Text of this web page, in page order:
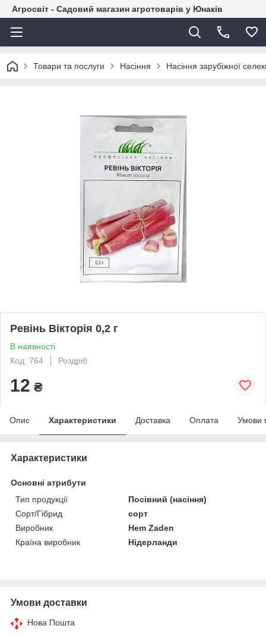
Агросвіт - Садовий магазин агротоварів у Юнаків
Товари та послуги Насіння Насіння зарубіжної
Ревінь Вікторія 0,2 г
В наявності
Код: 764
Роздріб
12 ₴
Опис Характеристики Доставка Оплата Умови
Характеристики
Основні атрибути
Тип продукції
Посівний (насіння)
Сорт/Гібрид
сорт
Виробник
Hem Zaden
Країна виробник
Нідерланди
Умови доставки
Нова Пошта